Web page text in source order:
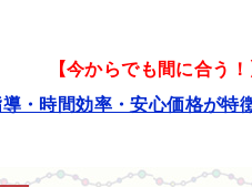
【今からでも間に合う！
・時間効率・安心価格が特